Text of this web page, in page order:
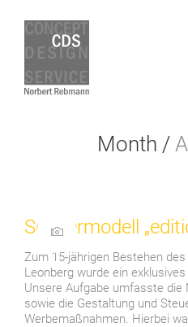
Month /
Sondermodell
Zum 15-jährigen Bestehen
Leonberg wurde ein
Unsere Aufgabe umfasste die
sowie die Gestaltung und
Werbemaßnahmen. Hierbei